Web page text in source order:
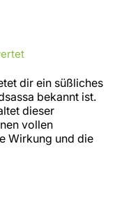
dir ein süßliches
bekannt ist.
dieser
vollen
Wirkung und die